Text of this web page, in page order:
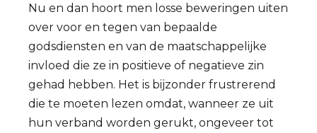
Nu en dan hoort men losse beweringen uiten
over voor en tegen van bepaalde
godsdiensten en van de maatschappelijke
invloed die ze in positieve of negatieve zin
gehad hebben. Het is bijzonder frustrerend
die te moeten lezen omdat, wanneer ze uit
hun verband worden gerukt, ongeveer tot